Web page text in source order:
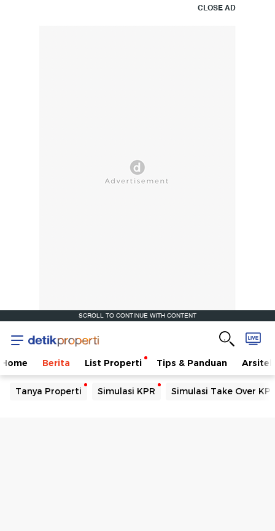
CLOSE AD
SCROLL TO CONTINUE WITH CONTENT
Home Berita List Properti Tips & Panduan
Tanya Properti Simulasi KPR Simulasi Take Over